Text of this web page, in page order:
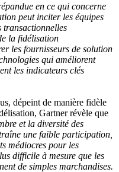
en ce qui concerne
peut inciter les équipes
transactionnelles
la fidélisation
les fournisseurs de solution
qui améliorent
les indicateurs clés
dépeint de manière fidèle
Gartner révèle que
et la diversité des
une faible participation,
médiocres pour les
difficile à mesure que les
de simples marchandises.